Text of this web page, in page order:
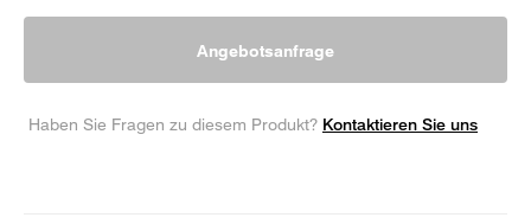
Angebotsanfrage
Haben Sie Fragen zu diesem Produkt? Kontaktieren Sie uns